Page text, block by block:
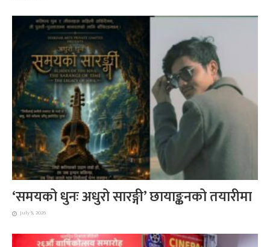
‘समयको धुनः अधुरो सारङ्गी’ छायाङ्कनको तयारीमा
July 9, 2026